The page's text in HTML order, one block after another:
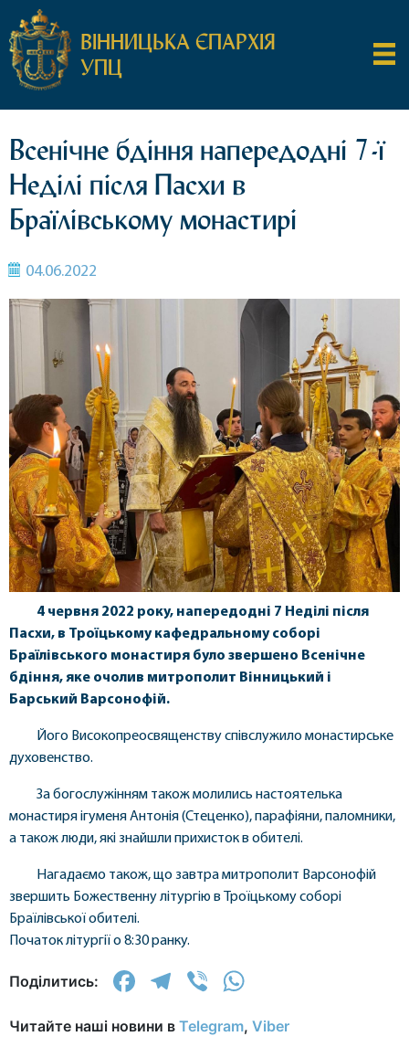
ВІННИЦЬКА ЄПАРХІЯ
УПЦ
Всенічне бдіння напередодні 7-ї
Неділі після Пасхи в
Браїлівському монастирі
04.06.2022
4 червня 2022 року, напередодні 7 Неділі після
Пасхи, в Троїцькому кафедральному соборі
Браїлівського монастиря було звершено Всенічне
бдіння, яке очолив митрополит Вінницький і
Барський Варсонофій.
Його Високопреосвященству співслужило монастирське
духовенство.
За богослужінням також молились настоятелька
монастиря ігуменя Антонія (Стеценко), парафіяни, паломники,
а також люди, які знайшли прихисток в обителі.
Нагадаємо також, що завтра митрополит Варсонофій
звершить Божественну літургію в Троїцькому соборі
Браїлівської обителі.
Початок літургії о 8:30 ранку.
Поділитись: Facebook
Telegram
Viber
Читайте наші новини в Telegram, Viber